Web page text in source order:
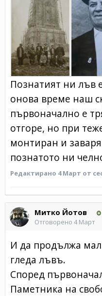
Познатият ни лъв
онова време наш
първоначално е
отгоре, но при
монтиран и
познатото ни
Редактирано 4 Март от
Митко Йотов
Отговорено 4 Март
И да продължа
гледа лъвъ.
Според
Паметника на